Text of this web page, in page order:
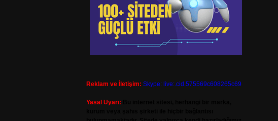
Reklam ve İletişim: Skype: live:.cid.575569c608265c69
Yasal Uyarı: